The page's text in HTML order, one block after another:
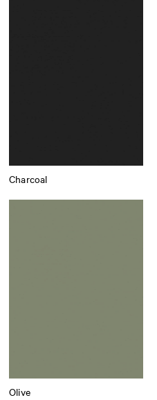
Charcoal
Olive